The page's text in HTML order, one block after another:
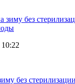
10:22
без стерилизации